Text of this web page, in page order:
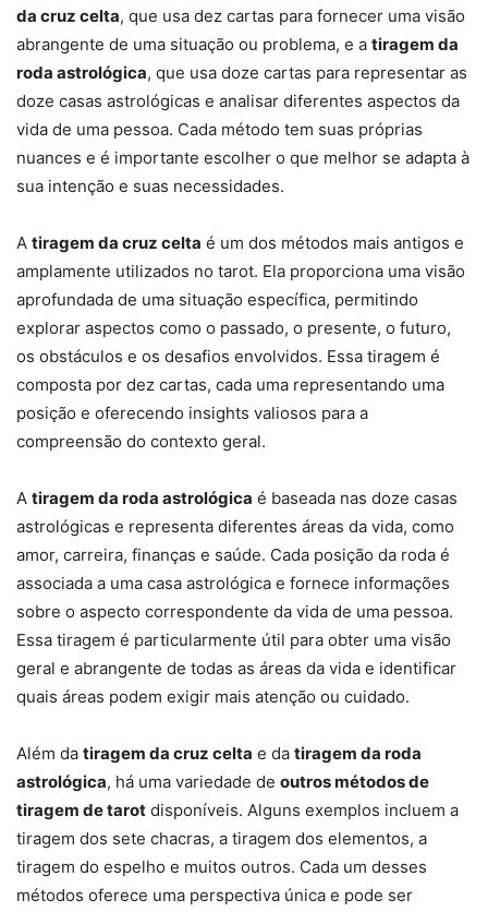
da cruz celta, que usa dez cartas para fornecer uma visão
abrangente de uma situação ou problema, e a tiragem da
roda astrológica, que usa doze cartas para representar as
doze casas astrológicas e analisar diferentes aspectos da
vida de uma pessoa. Cada método tem suas próprias
nuances e é importante escolher o que melhor se adapta à
sua intenção e suas necessidades.
A tiragem da cruz celta é um dos métodos mais antigos e
amplamente utilizados no tarot. Ela proporciona uma visão
aprofundada de uma situação específica, permitindo
explorar aspectos como o passado, o presente, o futuro,
os obstáculos e os desafios envolvidos. Essa tiragem é
composta por dez cartas, cada uma representando uma
posição e oferecendo insights valiosos para a
compreensão do contexto geral.
A tiragem da roda astrológica é baseada nas doze casas
astrológicas e representa diferentes áreas da vida, como
amor, carreira, finanças e saúde. Cada posição da roda é
associada a uma casa astrológica e fornece informações
sobre o aspecto correspondente da vida de uma pessoa.
Essa tiragem é particularmente útil para obter uma visão
geral e abrangente de todas as áreas da vida e identificar
quais áreas podem exigir mais atenção ou cuidado.
Além da tiragem da cruz celta e da tiragem da roda
astrológica, há uma variedade de outros métodos de
tiragem de tarot disponíveis. Alguns exemplos incluem a
tiragem dos sete chacras, a tiragem dos elementos, a
tiragem do espelho e muitos outros. Cada um desses
métodos oferece uma perspectiva única e pode ser